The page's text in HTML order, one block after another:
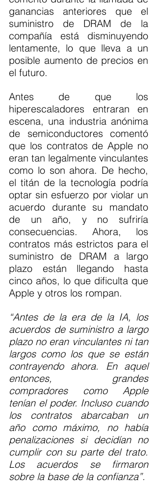
ganancias anteriores que el
suministro de DRAM de la
compañía está disminuyendo
lentamente, lo que lleva a un
posible aumento de precios en
el futuro.
Antes de que los
hiperescaladores entraran en
escena, una industria anónima
de semiconductores comentó
que los contratos de Apple no
eran tan legalmente vinculantes
como lo son ahora. De hecho,
el titán de la tecnología podría
optar sin esfuerzo por violar un
acuerdo durante su mandato
de un año, y no sufriría
consecuencias. Ahora, los
contratos más estrictos para el
suministro de DRAM a largo
plazo están llegando hasta
cinco años, lo que dificulta que
Apple y otros los rompan.
“Antes de la era de la IA, los
acuerdos de suministro a largo
plazo no eran vinculantes ni tan
largos como los que se están
contrayendo ahora. En aquel
entonces, grandes
compradores como Apple
tenían el poder. Incluso cuando
los contratos abarcaban un
año como máximo, no había
penalizaciones si decidían no
cumplir con su parte del trato.
Los acuerdos se firmaron
sobre la base de la confianza”.